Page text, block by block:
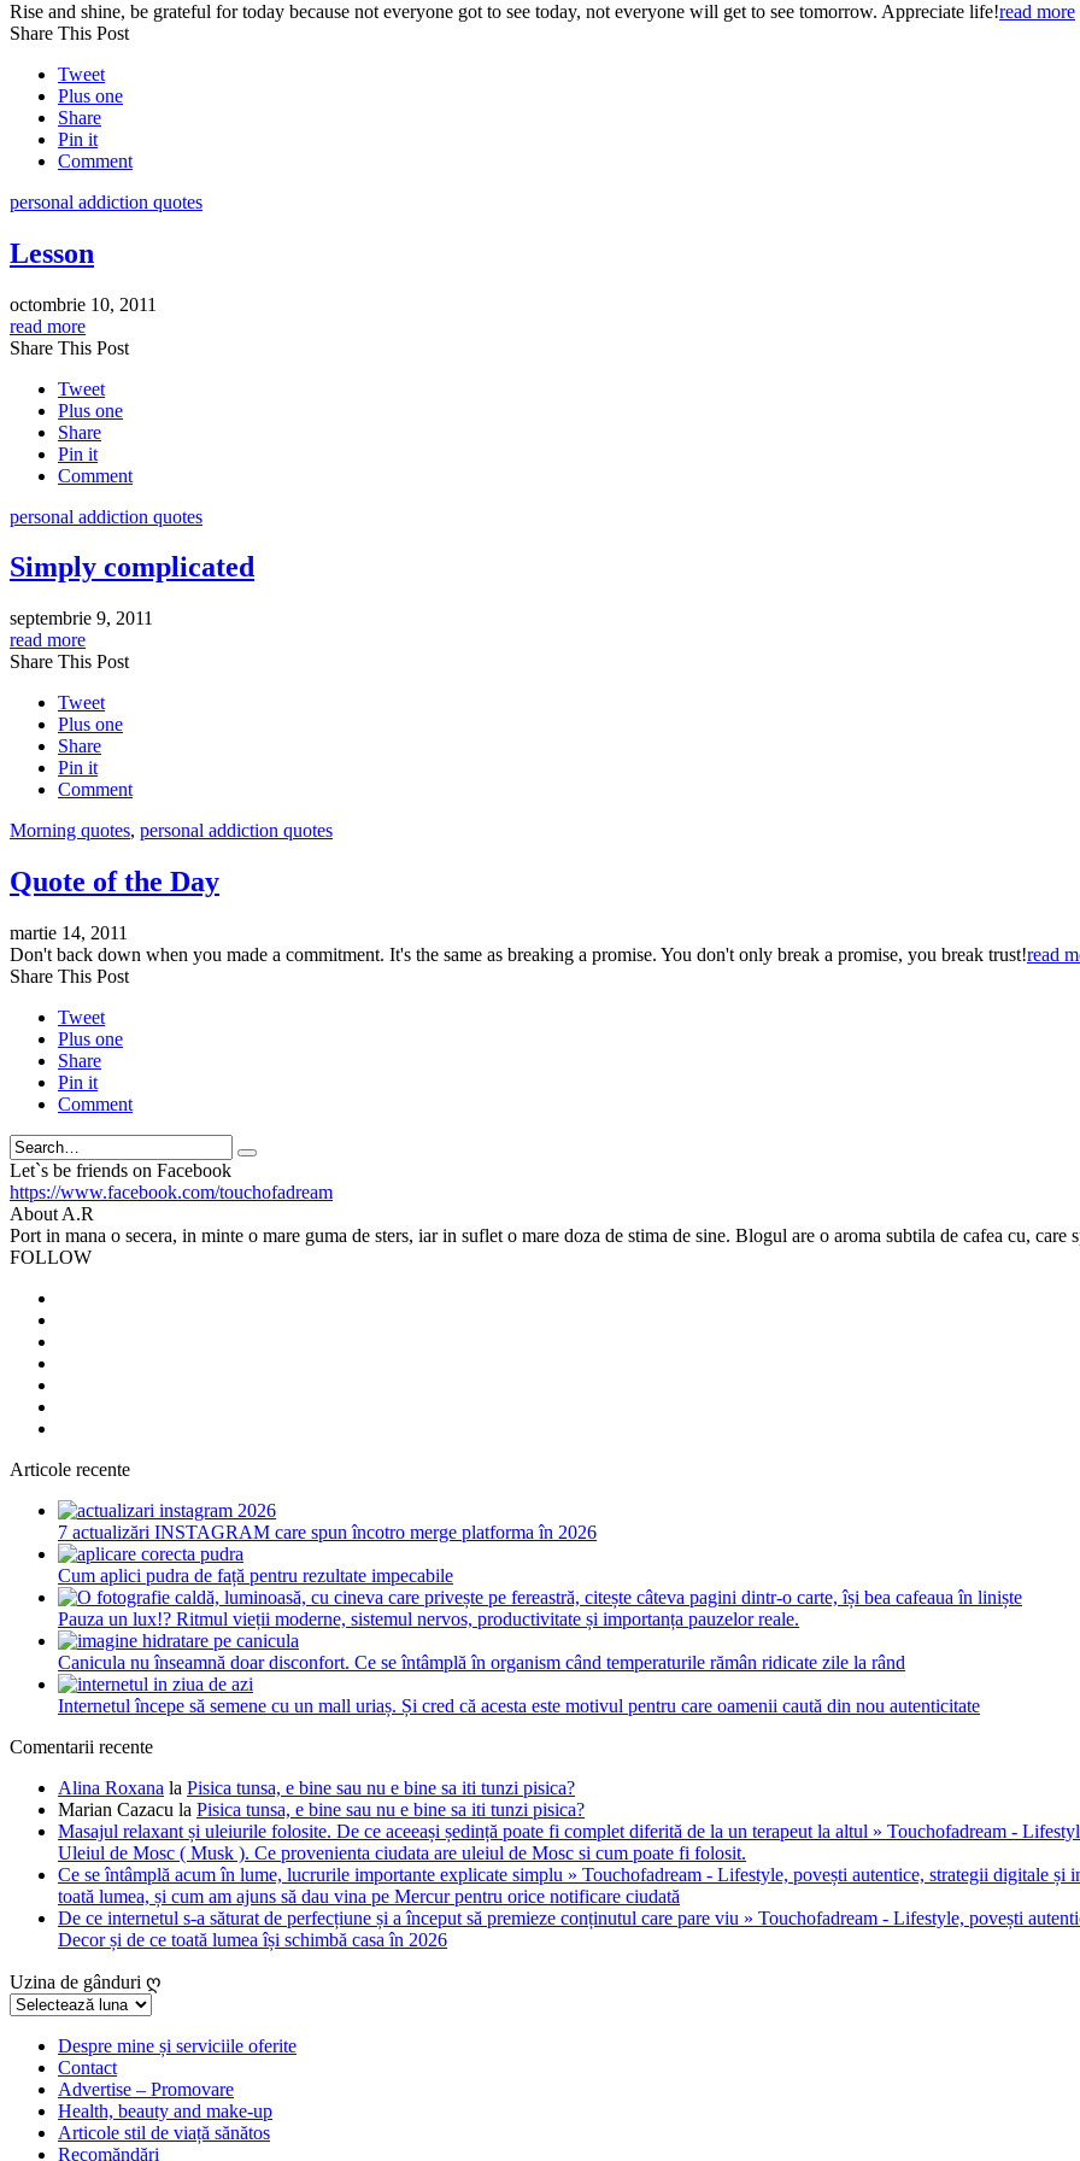
Rise and shine, be grateful for today because not everyone got to see today, not everyone will get to see tomorrow. Appreciate life!read more
Share This Post
Tweet
Plus one
Share
Pin it
Comment
personal addiction quotes
Lesson
octombrie 10, 2011
read more
Share This Post
Tweet
Plus one
Share
Pin it
Comment
personal addiction quotes
Simply complicated
septembrie 9, 2011
read more
Share This Post
Tweet
Plus one
Share
Pin it
Comment
Morning quotes, personal addiction quotes
Quote of the Day
martie 14, 2011
Don't back down when you made a commitment. It's the same as breaking a promise. You don't only break a promise, you break trust!read
Share This Post
Tweet
Plus one
Share
Pin it
Comment
Search
Let`s be friends on Facebook
https://www.facebook.com/touchofadream
About A.R
Port in mana o secera, in minte o mare guma de sters, iar in suflet o mare doza de stima de sine. Blogul are o aroma subtila de cafea cu,
FOLLOW
Articole recente
7 actualizări INSTAGRAM care spun încotro merge platforma în 2026
Cum aplici pudra de față pentru rezultate impecabile
Pauza un lux!? Ritmul vieții moderne, sistemul nervos, productivitate și importanța pauzelor reale.
Canicula nu înseamnă doar disconfort. Ce se întâmplă în organism când temperaturile rămân ridicate zile la rând
Internetul începe să semene cu un mall uriaș. Și cred că acesta este motivul pentru care oamenii caută din nou autenticitate
Comentarii recente
Alina Roxana la Pisica tunsa, e bine sau nu e bine sa iti tunzi pisica?
Marian Cazacu la Pisica tunsa, e bine sau nu e bine sa iti tunzi pisica?
Masajul relaxant și uleiurile folosite. De ce aceeași ședință poate fi complet diferită de la un terapeut la altul » Touchofadream -
Uleiul de Mosc ( Musk ). Ce provenienta ciudata are uleiul de Mosc si cum poate fi folosit.
Ce se întâmplă acum în lume, lucrurile importante explicate simplu » Touchofadream - Lifestyle, povești autentice, strategii digitale și
toată lumea, și cum am ajuns să dau vina pe Mercur pentru orice notificare ciudată
De ce internetul s-a săturat de perfecțiune și a început să premieze conținutul care pare viu » Touchofadream - Lifestyle, povești
Decor și de ce toată lumea își schimbă casa în 2026
Uzina de gânduri ღ
Uzina
gânduriDespre mine și serviciile oferite
Contact
Advertise – Promovare
Health, beauty and make-up
Articole stil de viață sănătos
Recomăndări